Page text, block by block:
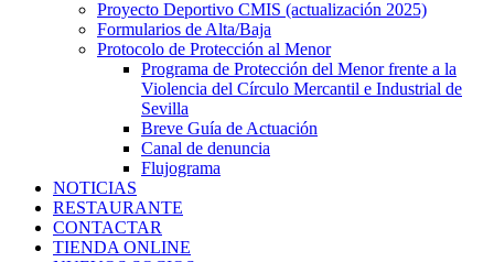
Proyecto Deportivo CMIS (actualización 2025)
Formularios de Alta/Baja
Protocolo de Protección al Menor
Programa de Protección del Menor frente a la
Violencia del Círculo Mercantil e Industrial de
Sevilla
Breve Guía de Actuación
Canal de denuncia
Flujograma
NOTICIAS
RESTAURANTE
CONTACTAR
TIENDA ONLINE